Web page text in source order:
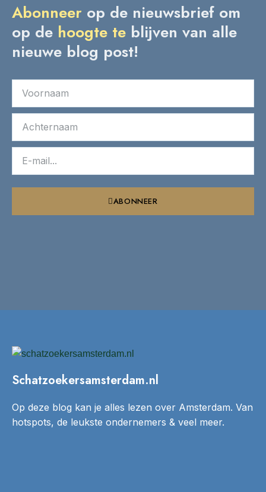
Abonneer op de nieuwsbrief om
op de hoogte te blijven van alle
nieuwe blog post!
ABONNEER
Schatzoekersamsterdam.nl
Op deze blog kan je alles lezen over Amsterdam. Van
hotspots, de leukste ondernemers & veel meer.